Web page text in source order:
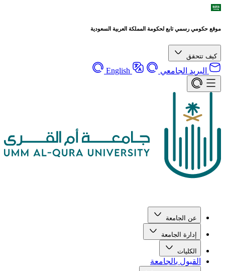
موقع حكومي رسمي تابع لحكومة المملكة العربية السعودية
كيف تتحقق
البريد الجامعي English
عن الجامعة
إدارة الجامعة
الكليات
القبول بالجامعة